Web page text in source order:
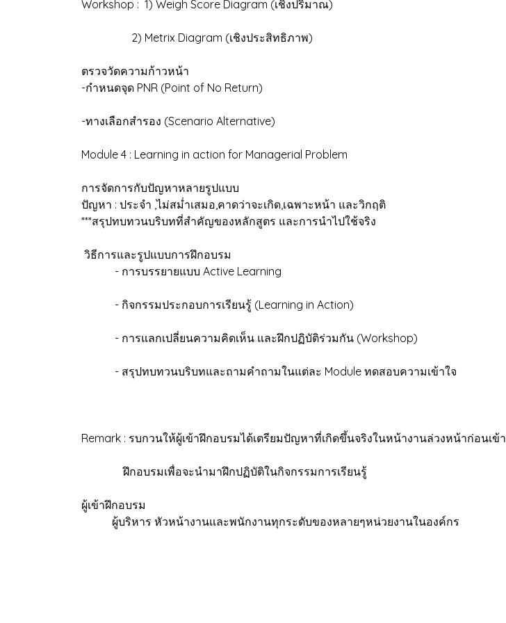
Workshop : 1) Weigh Score Diagram (เชิงปริมาณ)
2) Metrix Diagram (เชิงประสิทธิภาพ)
ตรวจวัดความก้าวหน้า
-กำหนดจุด PNR (Point of No Return)
-ทางเลือกสำรอง (Scenario Alternative)
Module 4 : Learning in action for Managerial Problem
การจัดการกับปัญหาหลายรูปแบบ
ปัญหา : ประจำ ,ไม่สม่ำเสมอ,คาดว่าจะเกิด,เฉพาะหน้า และวิกฤติ
***สรุปทบทวนบริบทที่สำคัญของหลักสูตร และการนำไปใช้จริง
วิธีการและรูปแบบการฝึกอบรม
- การบรรยายแบบ Active Learning
- กิจกรรมประกอบการเรียนรู้ (Learning in Action)
- การแลกเปลี่ยนความคิดเห็น และฝึกปฏิบัติร่วมกัน (Workshop)
- สรุปทบทวนบริบทและถามคำถามในแต่ละ Module ทดสอบความเข้าใจ
Remark : รบกวนให้ผู้เข้าฝึกอบรมได้เตรียมปัญหาที่เกิดขึ้นจริงในหน้างานล่วงหน้าก่อนเข้า
ฝึกอบรมเพื่อจะนำมาฝึกปฏิบัติในกิจกรรมการเรียนรู้
ผู้เข้าฝึกอบรม
ผู้บริหาร หัวหน้างานและพนักงานทุกระดับของหลายๆหน่วยงานในองค์กร